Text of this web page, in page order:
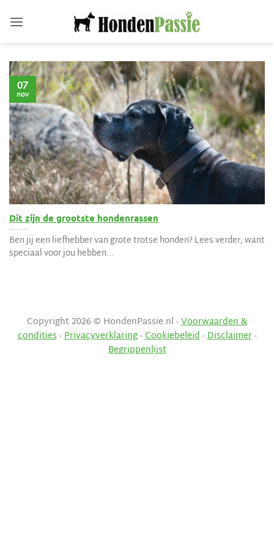
naar
Dit zijn de grootste hondenrassen
Ben jij een liefhebber van grote trotse honden? Lees verder, want
speciaal voor jou hebben...
07
nov
Copyright 2026 © HondenPassie.nl -Voorwaarden &
condities-Privacyverklaring-Cookiebeleid-Disclaimer-
Begrippenlijst